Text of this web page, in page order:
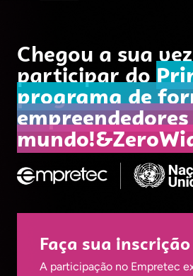
Chegou a sua
participar do
programa de
Faça sua inscrição
A participação no Empretec